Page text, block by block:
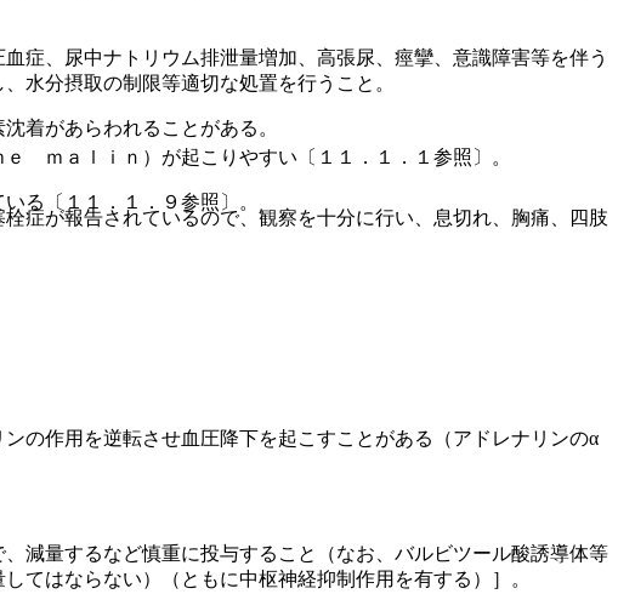
ｍａｌｉｎ）が起こりやすい〔１１．１．１参照〕。
る〔１１．１．９参照〕。
の作用を逆転させ血圧降下を起こすことがある（アドレナリンのα
減量するなど慎重に投与すること（なお、バルビツール酸誘導体等
てはならない）（ともに中枢神経抑制作用を有する）］。
、尿中ナトリウム排泄量増加、高張尿、痙攣、意識障害等を伴う
水分摂取の制限等適切な処置を行うこと。
着があらわれることがある。
症が報告されているので、観察を十分に行い、息切れ、胸痛、四肢